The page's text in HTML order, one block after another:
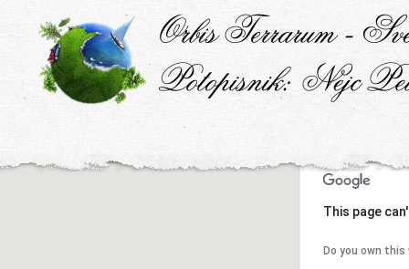
This page
Do you own